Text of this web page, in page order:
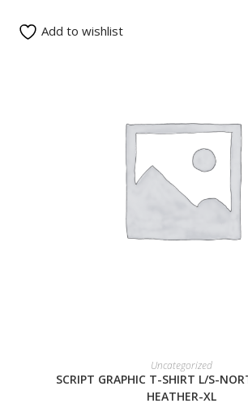
READ MORE
Uncategorized
SCRIPT GRAPHIC T-SHIRT L/S-
HEATHER-XL
Add to wishlist